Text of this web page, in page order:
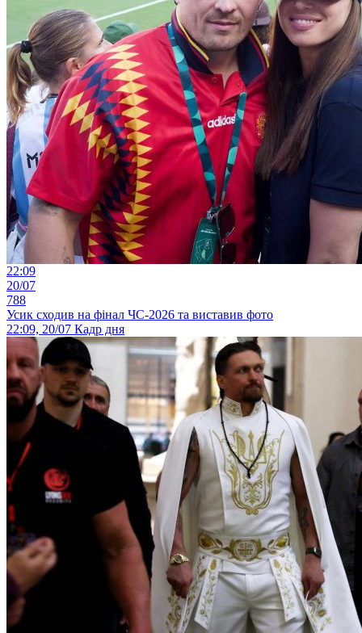
22:09
20/07
788
Усик сходив на фінал ЧС-2026 та виставив фото
22:09, 20/07 Кадр дня